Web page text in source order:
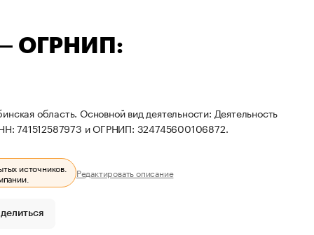
— ОГРНИП:
область. Основной вид деятельности: Деятельность
741512587973 и ОГРНИП: 324745600106872.
источников.
Редактировать описание